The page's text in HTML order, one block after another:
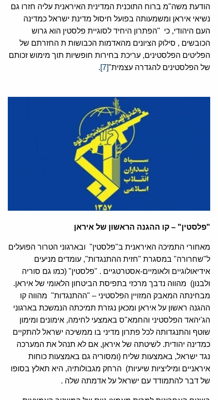
הודעת משה"מ ברוח התוכנית המדינית האיראנית עליה חזרו גם
נשיאי איראן ומשמעותה בפועל חיסול מדינת ישראל כמדינה
העם היהודי, כי "הפתרון היחיד לסוגיית פלסטין הוא גרוש
הכובשים , סילוק הציונים מהאדמות הכבושות ת החזרתם של
הפליטים הפלסטינים, עריכת בחירות חופשיות תוך מימוש זכותם
של הפלסטינים להגדרה עצמית"[7]
.
"פלסטין" – קו ההגנה הראשון של איראן
מאחורי התמיכה האיראנית ב"פלסטין" ובארגוני הטרור הפועלים
ל"שחרורה" במסגרת "חזית ההתנגדות", עומדים מניעים
אידיאולוגיים ולאומיים-אסטרטגיים . "פלסטין" (כמו גם סוריה
ולבנון) מהווה נדבך מרכזי בתפיסת הביטחון הלאומי של איראן.
מבחינתה המאבק המזויין הפלסטיני – "ההתנגדות" מהווה קו
ההגנה ראשון על איראן ומכאן נגזרת תמיכתה הנמשכת בארגוני
הג'יהאד הפלסטיני והחמא"ס באמצעי לחימה, אימונים ומימון
שוטף והתנגדותה לכל פתרון מדיני בו ממשיכה ישראל להתקיים
כמדינה יהודית. לשיטתה של איראן, אם לא תנהל את המערכה
נגד ישראל, באמצעות שליח (ומסוריה גם באמצעות כוחות
איראניים ומיליציות שיעיות) הרחק מגבולותיה, היא תאלץ בסופו
של דבר להתמודד עם ישראל על אדמתה שלה .